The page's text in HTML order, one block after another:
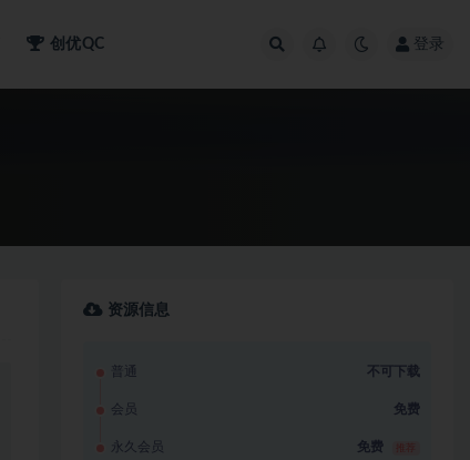
创优QC 登录
资源信息
普通 不可下载
会员 免费
永久会员 免费